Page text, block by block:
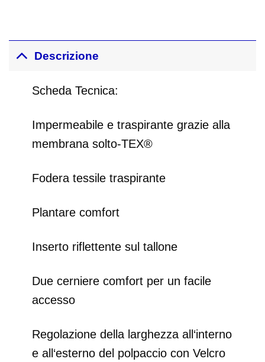
Descrizione
Scheda Tecnica:
Impermeabile e traspirante grazie alla
membrana solto-TEX®
Fodera tessile traspirante
Plantare comfort
Inserto riflettente sul tallone
Due cerniere comfort per un facile
accesso
Regolazione della larghezza all‘interno
e all‘esterno del polpaccio con Velcro